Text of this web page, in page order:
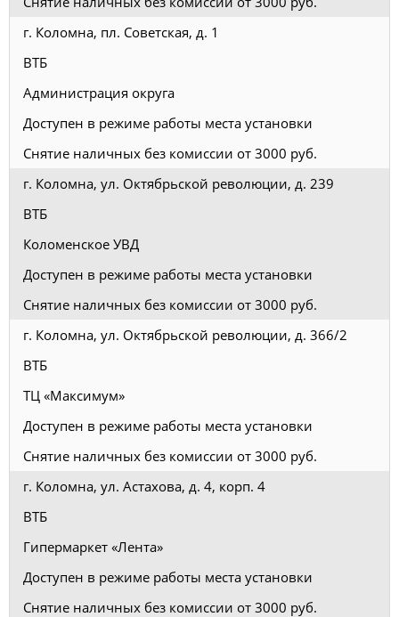
г. Коломна, пл. Советская, д. 1
ВТБ
Администрация округа
Доступен в режиме работы места установки
Снятие наличных без комиссии от 3000 руб.
г. Коломна, ул. Октябрьской революции, д. 239
ВТБ
Коломенское УВД
Доступен в режиме работы места установки
Снятие наличных без комиссии от 3000 руб.
г. Коломна, ул. Октябрьской революции, д. 366/2
ВТБ
ТЦ «Максимум»
Доступен в режиме работы места установки
Снятие наличных без комиссии от 3000 руб.
г. Коломна, ул. Астахова, д. 4, корп. 4
ВТБ
Гипермаркет «Лента»
Доступен в режиме работы места установки
Снятие наличных без комиссии от 3000 руб.